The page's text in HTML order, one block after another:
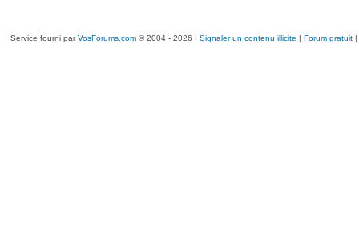
Service fourni parVosForums.com© 2004 - 2026 | Signaler un contenu illicite | Forum gratuit|